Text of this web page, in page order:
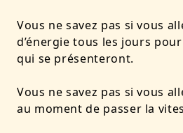
Vous ne savez pas si vous
d’énergie tous les jours
qui se présenteront.
Vous ne savez pas si vous
au moment de passer la